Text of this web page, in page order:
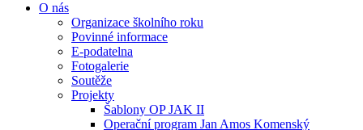
O nás
Organizace školního roku
Povinné informace
E-podatelna
Fotogalerie
Soutěže
Projekty
Šablony OP JAK II
Operační program Jan Amos Komenský